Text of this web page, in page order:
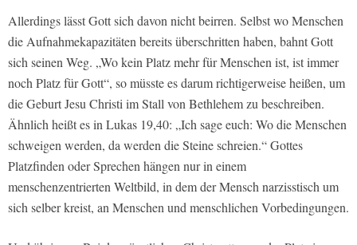
Allerdings lässt Gott sich davon nicht beirren. Selbst wo Menschen
die Aufnahmekapazitäten bereits überschritten haben, bahnt Gott
sich seinen Weg. „Wo kein Platz mehr für Menschen ist, ist immer
noch Platz für Gott“, so müsste es darum richtigerweise heißen, um
die Geburt Jesu Christi im Stall von Bethlehem zu beschreiben.
Ähnlich heißt es in Lukas 19,40: „Ich sage euch: Wo die Menschen
schweigen werden, da werden die Steine schreien.“ Gottes
Platzfinden oder Sprechen hängen nur in einem
menschenzentrierten Weltbild, in dem der Mensch narzisstisch um
sich selber kreist, an Menschen und menschlichen Vorbedingungen.